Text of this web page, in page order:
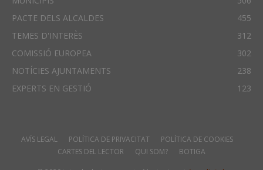
PACTE DELS ALCALDES
455
TEMES D'INTERÈS
312
COMISSIÓ EUROPEA
302
NOTÍCIES AJUNTAMENTS
238
EXPERTS EN GESTIÓ
123
AVÍS LEGAL POLÍTICA DE PRIVACITAT
POLÍTICA DE COOKIES
CARTES DEL LECTOR
QUI SOM? BOTIGA